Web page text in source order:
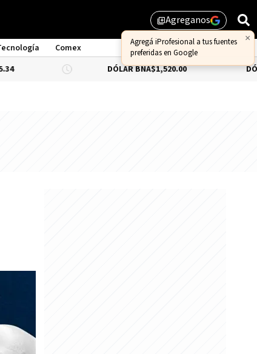
library_addAgreganos
×
Agregá iProfesional a tus fuentes
preferidas en Google
Comex
DÓLAR BNA$1,520.00 DÓLAR BLUE-